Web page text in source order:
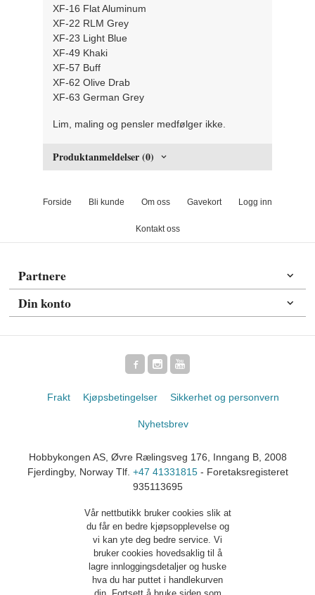
XF-16 Flat Aluminum
XF-22 RLM Grey
XF-23 Light Blue
XF-49 Khaki
XF-57 Buff
XF-62 Olive Drab
XF-63 German Grey
Lim, maling og pensler medfølger ikke.
Produktanmeldelser (0)
Forside Bli kunde Om oss Gavekort Logg inn
Kontakt oss
Partnere
Din konto
Frakt Kjøpsbetingelser Sikkerhet og personvern
Nyhetsbrev
Hobbykongen AS, Øvre Rælingsveg 176, Inngang B, 2008
Fjerdingby, Norway Tlf. +47 41331815- Foretaksregisteret
935113695
Vår nettbutikk bruker cookies slik at
du får en bedre kjøpsopplevelse og
vi kan yte deg bedre service. Vi
bruker cookies hovedsaklig til å
lagre innloggingsdetaljer og huske
hva du har puttet i handlekurven